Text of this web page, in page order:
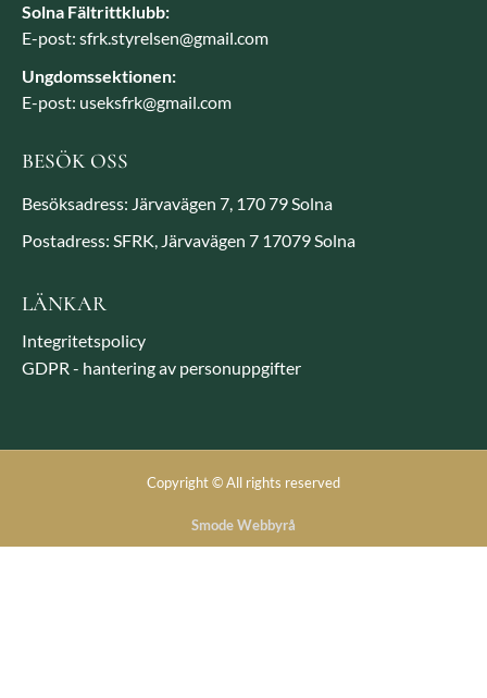
Solna Fältrittklubb:
E-post: sfrk.styrelsen@gmail.com
Ungdomssektionen:
E-post: useksfrk@gmail.com
BESÖK OSS
Besöksadress: Järvavägen 7, 170 79 Solna
Postadress: SFRK, Järvavägen 7 17079 Solna
LÄNKAR
Integritetspolicy
GDPR - hantering av personuppgifter
Copyright © All rights reserved
Smode Webbyrå